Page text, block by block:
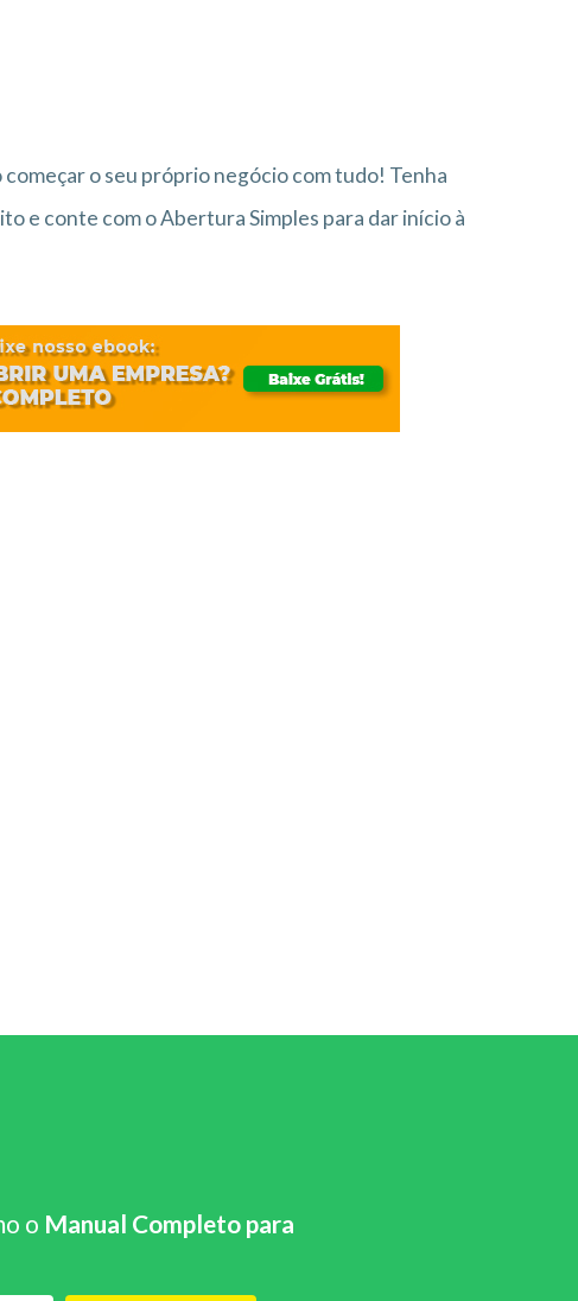
o seu próprio negócio com tudo! Tenha
e conte com o Abertura Simples para dar início à
o Manual Completo para